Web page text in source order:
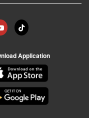
Application